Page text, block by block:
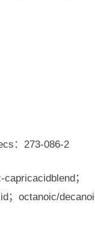
：273-086-2
；
；octanoic/